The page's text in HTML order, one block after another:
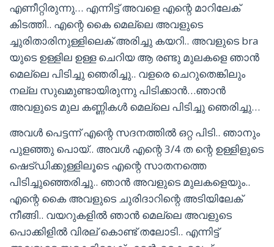
എണീറ്റിരുന്നു… എന്നിട്ട് അവളെ എന്റെ മാറിലേക്
കിടത്തി.. എന്റെ കൈ മെല്ലെ അവളുടെ
ച്ചുരിതാരിനുള്ളിലെക് അരിച്ചു കയറി.. അവളുടെ bra
യുടെ ഉള്ളില ഉള്ള ചെറിയ ആ രണ്ടു മുലകളെ ഞാൻ
മെല്ലെ പിടിച്ചു ഞെരിച്ചു.. വളരെ ചെറുതെങ്കിലും
നല്ല സുഖമുണ്ടായിരുന്നു പിടിക്കാൻ…ഞാൻ
അവളുടെ മുല കണ്ണികൾ മെല്ലെ പിടിച്ചു ഞെരിച്ചു…
അവൾ പെട്ടന്ന് എന്റെ സദനത്തിൽ ഒറ്റ പിടി.. ഞാനും
പുളഞ്ഞു പൊയ്.. അവൾ എന്റെ 3/4 ത ന്റെ ഉള്ളിളുടെ
ഷെട്ഡിക്കുള്ളിലൂടെ എന്റെ സാതനത്തെ
പിടിച്ചുഞ്ഞെരിച്ചു.. ഞാൻ അവളുടെ മുലകളെയും..
എന്റെ കൈ അവളുടെ ചുരിദാറിന്റെ അടിയിലേക്
നീങ്ങി.. വയറുകളിൽ ഞാൻ മെല്ലെ അവളുടെ
പൊക്കിളിൽ വിരല് കൊണ്ട് തലോടി.. എന്നിട്ട്